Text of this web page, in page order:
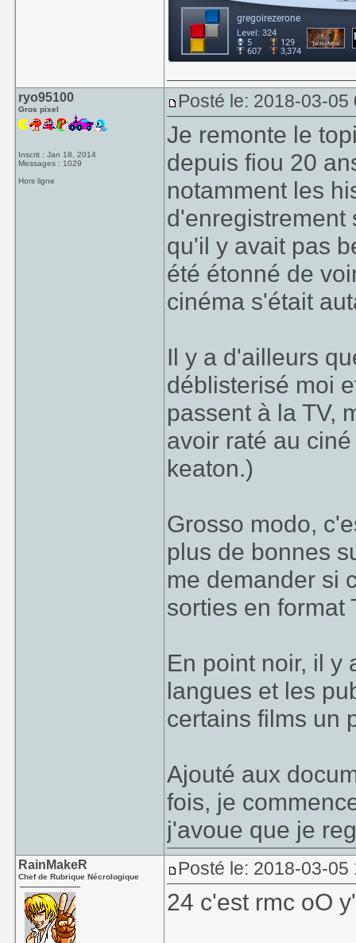
ryo95100
Gros pixel
Inscrit : Jan 18, 2014
Messages : 1029
Hors ligne
Posté le: 2018-03-05
Je remonte le
depuis fiou 20
notamment les
d'enregistrement
qu'il y avait pas
été étonné de
cinéma s'était
Il y a d'ailleurs
déblisterisé moi
passent à la TV,
avoir raté au
keaton.)
Grosso modo,
plus de bonnes
me demander si
sorties en format
En point noir, il y
langues et les
certains films un
Ajouté aux
fois, je
j'avoue que je
RainMakeR
Chef de Rubrique Nécrologique Posté le: 2018-03-05
24 c'est rmc oO